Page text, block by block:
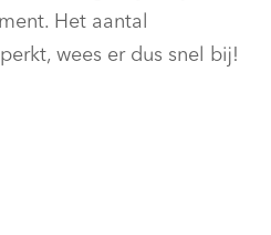
Het aantal
wees er dus snel bij!